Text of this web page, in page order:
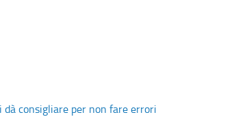
consigliare per non fare errori